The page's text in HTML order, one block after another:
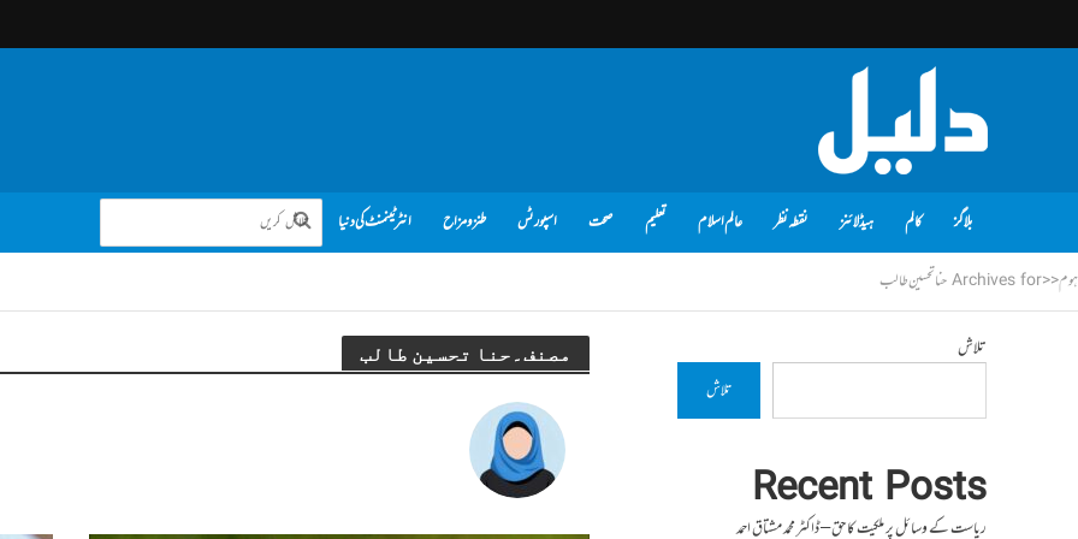
بلاگز کالم ہیڈلائنز نقطہ نظر عالم اسلام تعلیم صحت اسپورٹس طنز و مزاح انٹرٹینمنٹ کی دنیا
ہوم<<Archives for حنا تحسین طالب
مصنف۔حنا تحسین طالب تلاش
تلاش
Recent Posts
ریاست کے وسائل پر ملکیت کا حق – ڈاکٹر محمد مشتاق احمد